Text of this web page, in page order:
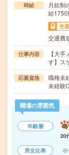
時給
月給制
給1750
交
交通費
仕事内容
【大
す】ス
応募資格
職種未
未経験
職場の雰囲気
年齢層
20
男女比率